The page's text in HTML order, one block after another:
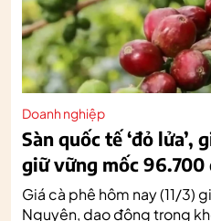
Doanh nghiệp
Sàn quốc tế ‘đỏ lửa’,
giữ vững mốc
Giá cà phê hôm nay (11/3)
Nguyên, dao động trong